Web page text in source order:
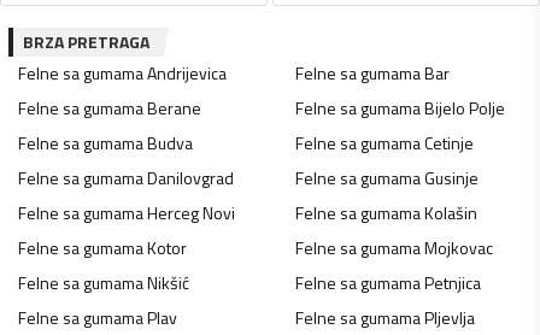
BRZA PRETRAGA
Felne sa gumamaAndrijevica Felne sa gumamaBar
Felne sa gumamaBerane Felne sa gumamaBijelo Polje
Felne sa gumamaBudva Felne sa gumamaCetinje
Felne sa gumamaDanilovgrad Felne sa gumamaGusinje
Felne sa gumamaHerceg Novi Felne sa gumamaKolašin
Felne sa gumamaKotor Felne sa gumamaMojkovac
Felne sa gumamaNikšić Felne sa gumamaPetnjica
Felne sa gumamaPlav Felne sa gumamaPljevlja